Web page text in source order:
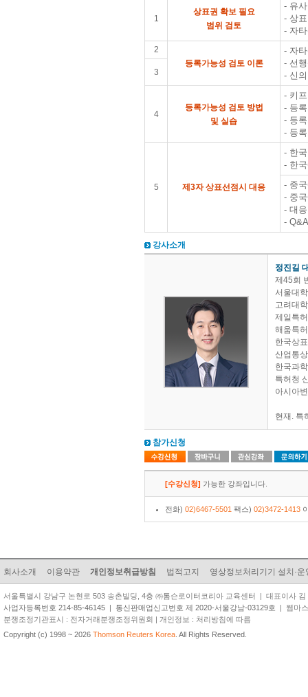
1
상표권 확보 필요
범위 검토
- 유
- 상
- 자
2
등록가능성 검토 이론
- 자
- 선
- 신
3
4
등록가능성 검토 방법
및 실습
- 키
​- 등
- 등
- 등
5 제3자 상표선점시 대응
- 한
- 한
- 중
- 중
​- 대
​- Q&A
강사소개
정진길
제45회
서울대
고려대
제일특
해움특
한국상
산업통
한국과
특허청
아시아
현재. 특
참가신청
[수강신청] 가능한 강좌입니다.
전화) 02)6467-5501 팩스) 02)3472-1413
회사소개 이용약관 개인정보취급방침 법적고지 영상정보처리기기 설치·운
서울특별시 강남구 논현로 503 송촌빌딩, 4층 ㈜톰슨로이터코리아 교육센터 | 대표이사
사업자등록번호 214-85-46145 | 통신판매업신고번호 제 2020-서울강남-03129호 | 웹마
분쟁조정기관표시 : 전자거래분쟁조정위원회 | 개인정보 : 처리방침에 따름
Copyright (c) 1998 ~ 2026 Thomson Reuters Korea . All Rights Reserved.